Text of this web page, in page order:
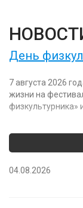
День
7 августа 2026
жизни на
04.08.2026